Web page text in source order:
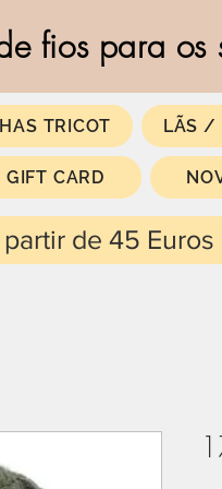
fios para os
TRICOT LÃS /
GIFT CARD
45 Euros